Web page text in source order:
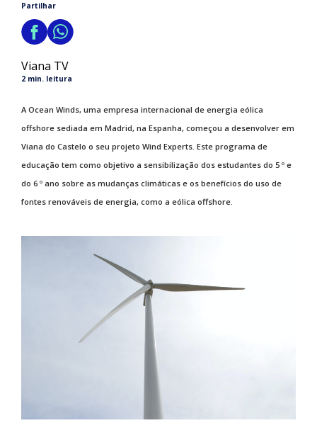
Partilhar
Viana TV
2 min. leitura
A Ocean Winds, uma empresa internacional de energia eólica
offshore sediada em Madrid, na Espanha, começou a desenvolver em
Viana do Castelo o seu projeto Wind Experts. Este programa de
educação tem como objetivo a sensibilização dos estudantes do 5 º e
do 6 º ano sobre as mudanças climáticas e os benefícios do uso de
fontes renováveis de energia, como a eólica offshore.